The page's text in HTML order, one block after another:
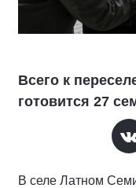
Всего к
готовится 27
В селе Латном